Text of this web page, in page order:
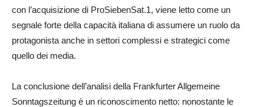
con l’acquisizione di ProSiebenSat.1, viene letto come un
segnale forte della capacità italiana di assumere un ruolo da
protagonista anche in settori complessi e strategici come
quello dei media.
La conclusione dell’analisi della Frankfurter Allgemeine
Sonntagszeitung è un riconoscimento netto: nonostante le